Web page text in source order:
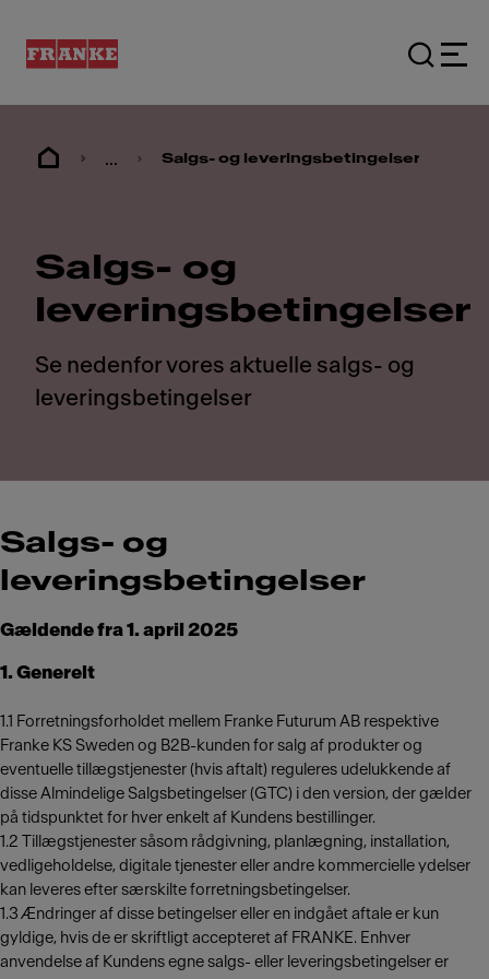
... Salgs- og leveringsbetingelser
Salgs- og
leveringsbetingelser
Se nedenfor vores aktuelle salgs- og
leveringsbetingelser
Salgs- og
leveringsbetingelser
Gældende fra 1. april 2025
1. Generelt
1.1 Forretningsforholdet mellem Franke Futurum AB respektive
Franke KS Sweden og B2B-kunden for salg af produkter og
eventuelle tillægstjenester (hvis aftalt) reguleres udelukkende af
disse Almindelige Salgsbetingelser (GTC) i den version, der gælder
på tidspunktet for hver enkelt af Kundens bestillinger.
1.2 Tillægstjenester såsom rådgivning, planlægning, installation,
vedligeholdelse, digitale tjenester eller andre kommercielle ydelser
kan leveres efter særskilte forretningsbetingelser.
1.3 Ændringer af disse betingelser eller en indgået aftale er kun
gyldige, hvis de er skriftligt accepteret af FRANKE. Enhver
anvendelse af Kundens egne salgs- eller leveringsbetingelser er